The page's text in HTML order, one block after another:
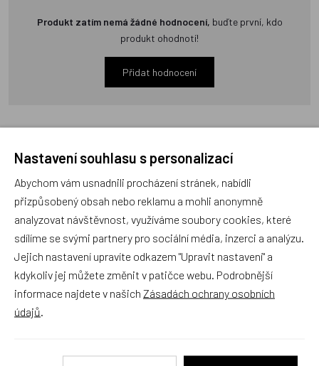
Produkt zatím nemá žádné hodnocení, buďte první, kdo
produkt ohodnotí!
Přidat hodnocení
Zboží se stejným motivem
BAAGL Dětská zástěra
Bunny
NOVINKA
BAAGL Peněženka na krk
Bunny
Nastavení souhlasu s personalizací
Abychom vám usnadnili procházení stránek, nabídli
přizpůsobený obsah nebo reklamu a mohli anonymně
analyzovat návštěvnost, využíváme soubory cookies, které
sdílíme se svými partnery pro sociální média, inzerci a analýzu.
Jejich nastavení upravíte odkazem "Upravit nastavení" a
kdykoliv jej můžete změnit v patičce webu. Podrobnější
informace najdete v našich Zásadách ochrany osobních
údajů